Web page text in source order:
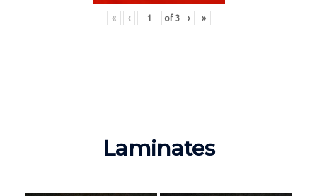
« ‹ of 3 › »
Laminates